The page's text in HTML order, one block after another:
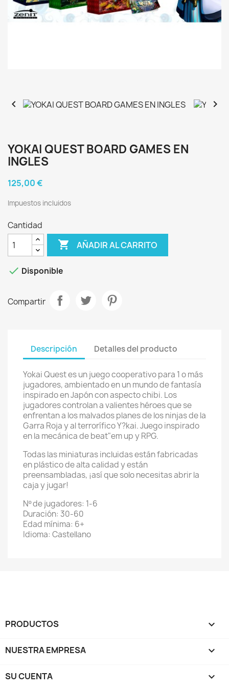
 
YOKAI QUEST BOARD GAMES EN
INGLES
125,00 €
Impuestos incluidos
Cantidad
 AÑADIR AL CARRITO
 Disponible
Compartir
Descripción Detalles del producto
Yokai Quest es un juego cooperativo para 1 o más
jugadores, ambientado en un mundo de fantasía
inspirado en Japón con aspecto chibi. Los
jugadores controlan a valientes héroes que se
enfrentan a los malvados planes de los ninjas de la
Garra Roja y al terrorífico Y?kai. Juego inspirado
en la mecánica de beat"em up y RPG.
Todas las miniaturas incluidas están fabricadas
en plástico de alta calidad y están
preensambladas, ¡así que solo necesitas abrir la
caja y jugar!
Nº de jugadores: 1-6
Duración: 30-60
Edad mínima: 6+
Idioma: Castellano
PRODUCTOS 
NUESTRA EMPRESA 
SU CUENTA 